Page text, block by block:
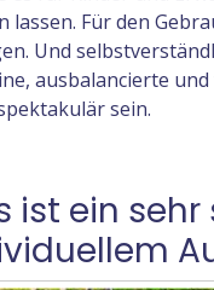
lassen. Für den
Und
ausbalancierte und
sein.
ist ein